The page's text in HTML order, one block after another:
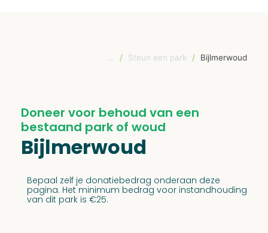
/ Steun een park / Bijlmerwoud
Doneer voor behoud van een
bestaand park of woud
Bijlmerwoud
Bepaal zelf je donatiebedrag onderaan deze
pagina. Het minimum bedrag voor instandhouding
van dit park is €25.